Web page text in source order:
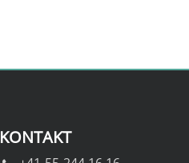
KONTAKT